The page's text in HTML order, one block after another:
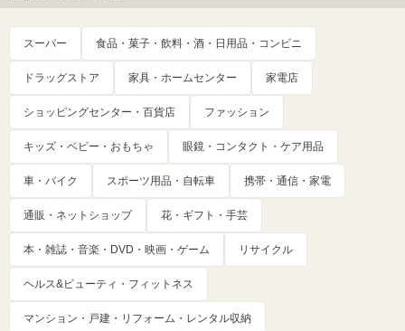
スーパー 食品・菓子・飲料・酒・日用品・コンビニ
ドラッグストア 家具・ホームセンター 家電店
ショッピングセンター・百貨店 ファッション
キッズ・ベビー・おもちゃ 眼鏡・コンタクト・ケア用品
車・バイク スポーツ用品・自転車 携帯・通信・家電
通販・ネットショップ 花・ギフト・手芸
本・雑誌・音楽・DVD・映画・ゲーム リサイクル
ヘルス&ビューティ・フィットネス
マンション・戸建・リフォーム・レンタル収納